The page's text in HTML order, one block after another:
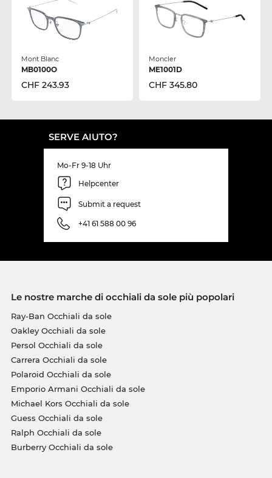
Mont Blanc
MB0100O
CHF 243.93
Moncler
ME1001D
CHF 345.80
SERVE AIUTO?
Mo-Fr 9-18 Uhr
Helpcenter
Submit a request
+41 61 588 00 96
Le nostre marche di occhiali da sole più popolari
Ray-Ban Occhiali da sole
Oakley Occhiali da sole
Persol Occhiali da sole
Carrera Occhiali da sole
Polaroid Occhiali da sole
Emporio Armani Occhiali da sole
Michael Kors Occhiali da sole
Guess Occhiali da sole
Ralph Occhiali da sole
Burberry Occhiali da sole